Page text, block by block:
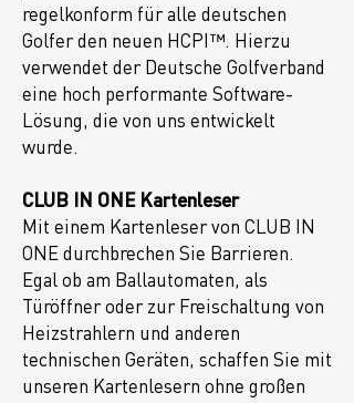
regelkonform für alle deutschen
Golfer den neuen HCPI™. Hierzu
verwendet der Deutsche Golfverband
eine hoch performante Software-
Lösung, die von uns entwickelt
wurde.
CLUB IN ONE Kartenleser
Mit einem Kartenleser von CLUB IN
ONE durchbrechen Sie Barrieren.
Egal ob am Ballautomaten, als
Türöffner oder zur Freischaltung von
Heizstrahlern und anderen
technischen Geräten, schaffen Sie mit
unseren Kartenlesern ohne großen